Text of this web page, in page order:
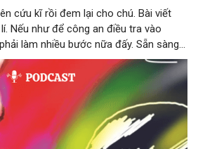
cứu kĩ rồi đem lại cho chú. Bài viết
Nếu như để công an điều tra vào
làm nhiều bước nữa đấy. Sẵn sàng
cầm tập bài viết đưa lại cho Thy. Cô
lần thứ ba, loạt bài phóng sự của mình
trả lại...